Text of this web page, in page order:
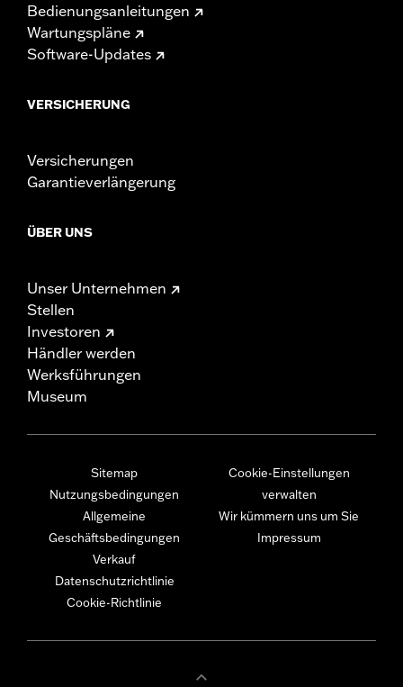
Bedienungsanleitungen
Wartungspläne
Software-Updates
VERSICHERUNG
Versicherungen
Garantieverlängerung
ÜBER UNS
Unser Unternehmen
Stellen
Investoren
Händler werden
Werksführungen
Museum
Sitemap
Nutzungsbedingungen
Allgemeine
Geschäftsbedingungen
Verkauf
Datenschutzrichtlinie
Cookie-Richtlinie
Cookie-Einstellungen
verwalten
Wir kümmern uns um Sie
Impressum